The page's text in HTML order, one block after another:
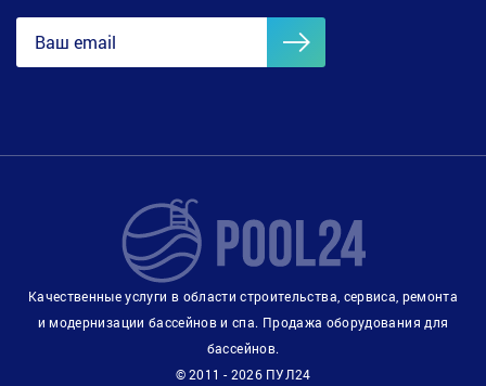
Качественные услуги в области строительства, сервиса, ремонта
и модернизации бассейнов и спа. Продажа оборудования для
бассейнов.
© 2011 - 2026 ПУЛ24